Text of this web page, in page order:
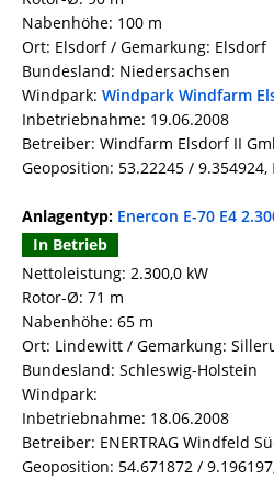
Nabenhöhe: 100 m
Ort: Elsdorf / Gemarkung: Elsdorf
Bundesland: Niedersachsen
Windpark: Windpark Windfarm
Inbetriebnahme: 19.06.2008
Betreiber: Windfarm Elsdorf II
Geoposition: 53.22245 / 9.354924,
Anlagentyp: Enercon E-70 E4
In Betrieb
Nettoleistung: 2.300,0 kW
Rotor-Ø: 71 m
Nabenhöhe: 65 m
Ort: Lindewitt / Gemarkung:
Bundesland: Schleswig-Holstein
Windpark:
Inbetriebnahme: 18.06.2008
Betreiber: ENERTRAG Windfeld
Geoposition: 54.671872 /